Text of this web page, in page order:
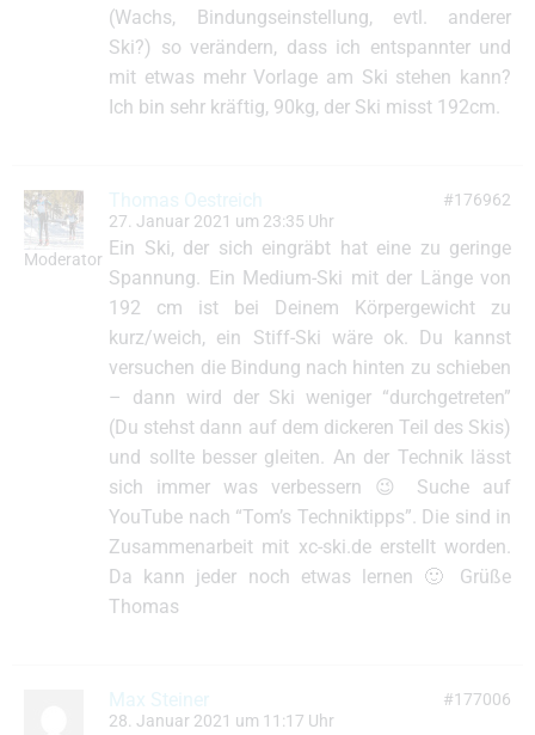
(Wachs, Bindungseinstellung, evtl. anderer
Ski?) so verändern, dass ich entspannter und
mit etwas mehr Vorlage am Ski stehen kann?
Ich bin sehr kräftig, 90kg, der Ski misst 192cm.
Moderator
Thomas Oestreich
27. Januar 2021 um 23:35 Uhr
#176962
Ein Ski, der sich eingräbt hat eine zu geringe
Spannung. Ein Medium-Ski mit der Länge von
192 cm ist bei Deinem Körpergewicht zu
kurz/weich, ein Stiff-Ski wäre ok. Du kannst
versuchen die Bindung nach hinten zu schieben
– dann wird der Ski weniger “durchgetreten”
(Du stehst dann auf dem dickeren Teil des Skis)
und sollte besser gleiten. An der Technik lässt
sich immer was verbessern 😉 Suche auf
YouTube nach “Tom’s Techniktipps”. Die sind in
Zusammenarbeit mit xc-ski.de erstellt worden.
Da kann jeder noch etwas lernen 🙂 Grüße
Thomas
Max Steiner
28. Januar 2021 um 11:17 Uhr
#177006